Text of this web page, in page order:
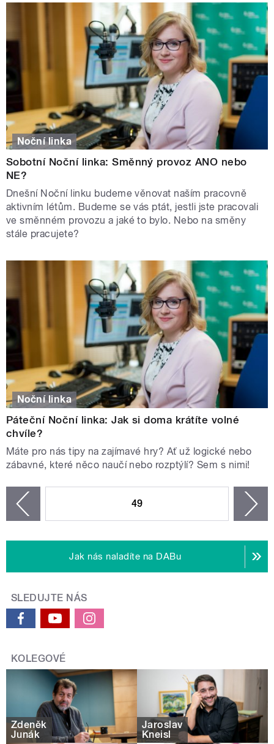
Noční linka
Sobotní Noční linka: Směnný provoz ANO nebo
NE?
Dnešní Noční linku budeme věnovat naším pracovně
aktivním létům. Budeme se vás ptát, jestli jste pracovali
ve směnném provozu a jaké to bylo. Nebo na směny
stále pracujete?
Noční linka
Páteční Noční linka: Jak si doma krátíte volné
chvíle?
Máte pro nás tipy na zajímavé hry? Ať už logické nebo
zábavné, které něco naučí nebo rozptýlí? Sem s nimi!
49
Jak nás naladíte na DABu
SLEDUJTE NÁS
KOLEGOVÉ
Zdeněk
Junák
Jaroslav
Kneisl